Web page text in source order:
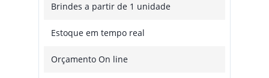
Brindes a partir de 1 unidade
Estoque em tempo real
Orçamento On line